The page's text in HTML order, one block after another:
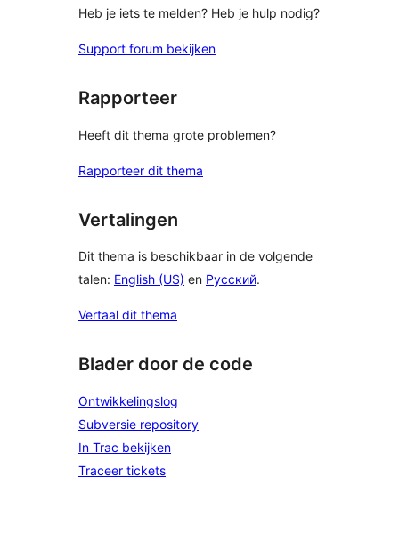
Heb je iets te melden? Heb je hulp nodig?
Support forum bekijken
Rapporteer
Heeft dit thema grote problemen?
Rapporteer dit thema
Vertalingen
Dit thema is beschikbaar in de volgende
talen: English (US) en Русский.
Vertaal dit thema
Blader door de code
Ontwikkelingslog
Subversie repository
In Trac bekijken
Traceer tickets